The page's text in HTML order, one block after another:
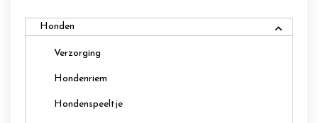
Honden
Verzorging
Hondenriem
Hondenspeeltje